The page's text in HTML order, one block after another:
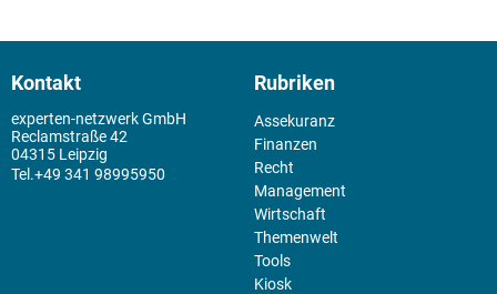
Kontakt
experten-netzwerk GmbH
Reclamstraße 42
04315 Leipzig
+49 341 98995950
Rubriken
Assekuranz
Finanzen
Recht
Management
Wirtschaft
Themenwelt
Tools
Kiosk